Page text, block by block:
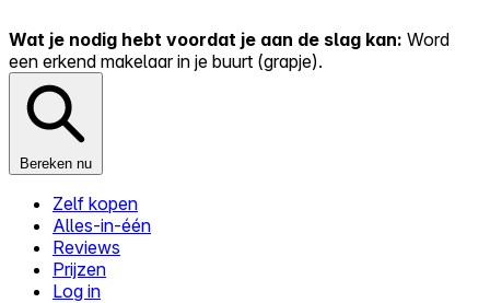
Wat je nodig hebt voordat je aan de slag kan: Word
een erkend makelaar in je buurt (grapje).
Bereken nu
Zelf kopen
Alles-in-één
Reviews
Prijzen
Log in